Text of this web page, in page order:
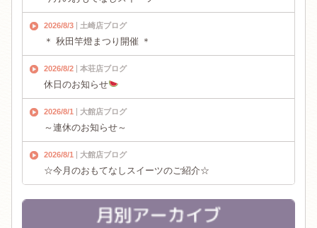
2026/8/3 土崎店ブログ
＊ 秋田竿燈まつり開催 ＊
2026/8/2 本荘店ブログ
休日のお知らせ
2026/8/1 大館店ブログ
～連休のお知らせ～
2026/8/1 大館店ブログ
☆今月のおもてなしスイーツのご紹介☆